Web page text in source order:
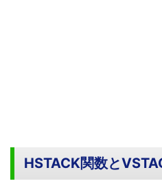
HSTACK関数と